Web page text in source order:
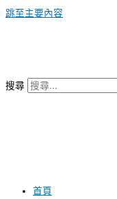
跳至主要內容
搜尋
首頁